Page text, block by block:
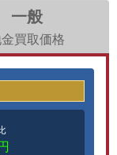
一般
買取価格